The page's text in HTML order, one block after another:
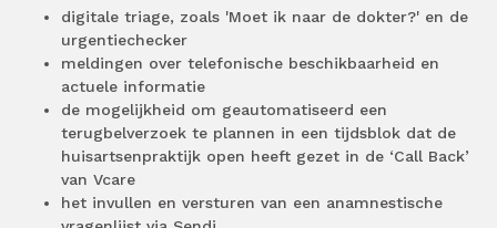
digitale triage, zoals 'Moet ik naar de dokter?' en de
urgentiechecker
meldingen over telefonische beschikbaarheid en
actuele informatie
de mogelijkheid om geautomatiseerd een
terugbelverzoek te plannen in een tijdsblok dat de
huisartsenpraktijk open heeft gezet in de ‘Call Back’
van Vcare
het invullen en versturen van een anamnestische